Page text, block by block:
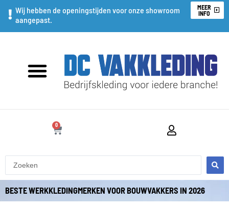
Ga
naar
Wij hebben de openingstijden voor onze showroom
aangepast.
MEER
INFO
0
WINKELWAGEN
Search
...
BESTE WERKKLEDINGMERKEN VOOR BOUWVAKKERS IN 2026